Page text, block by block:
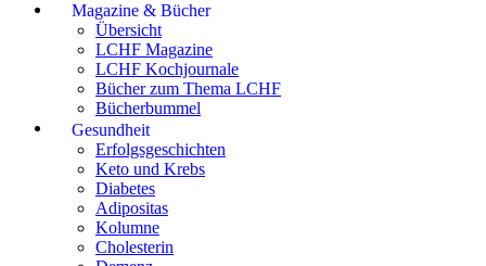
Magazine & Bücher
Übersicht
LCHF Magazine
LCHF Kochjournale
Bücher zum Thema LCHF
Bücherbummel
Gesundheit
Erfolgsgeschichten
Keto und Krebs
Diabetes
Adipositas
Kolumne
Cholesterin